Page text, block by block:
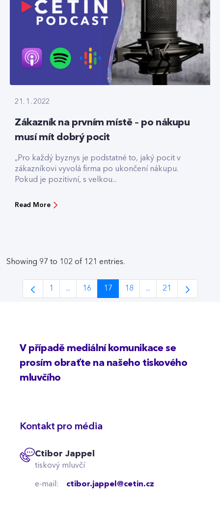
21. 1. 2022
Zákazník na prvním místě – po nákupu
musí mít dobrý pocit
„Pro každý byznys je podstatné to, jaký pocit v
zákazníkovi vyvolá firma po ukončení nákupu.
Pokud je pozitivní, s velkou...
Read More
Showing 97 to 102 of 121 entries.
Page
1 ...
Intermediate Pages Use TAB to navigate.
Page
16
Page
17
Page
18 ...
Intermediate Pages
Page
21
V případě mediální komunikace se
prosím obraťte na našeho tiskového
mluvčího
Kontakt pro média
Ctibor Jappel
tiskový mluvčí
e-mail: ctibor.jappel@cetin.cz